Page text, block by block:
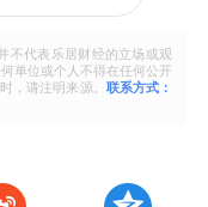
不代表乐居财经的立场或观
单位或个人不得在任何公开
，请注明来源。 联系方式：